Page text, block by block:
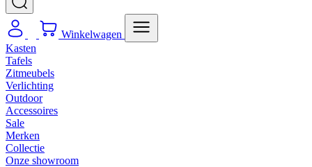
Winkelwagen
Kasten
Tafels
Zitmeubels
Verlichting
Outdoor
Accessoires
Sale
Merken
Collectie
Onze showroom